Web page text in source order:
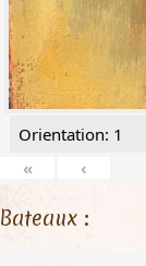
Orientation: 1
«
‹
Bateaux :